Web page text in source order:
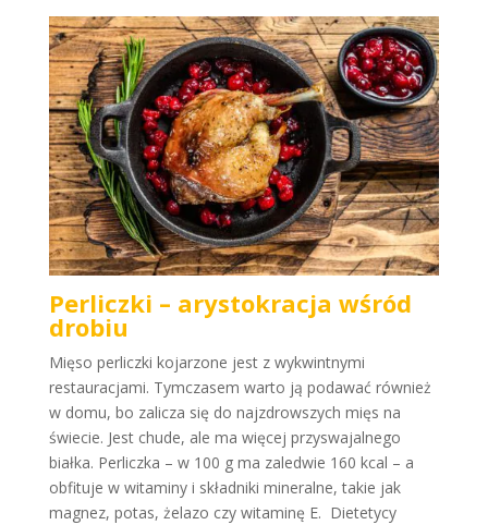
Perliczki – arystokracja wśród
drobiu
Mięso perliczki kojarzone jest z wykwintnymi
restauracjami. Tymczasem warto ją podawać również
w domu, bo zalicza się do najzdrowszych mięs na
świecie. Jest chude, ale ma więcej przyswajalnego
białka. Perliczka – w 100 g ma zaledwie 160 kcal – a
obfituje w witaminy i składniki mineralne, takie jak
magnez, potas, żelazo czy witaminę E. Dietetycy